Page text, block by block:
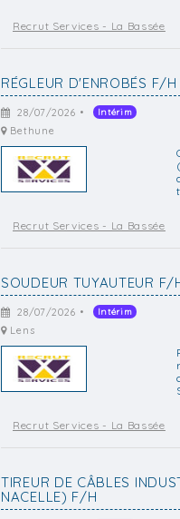
Recrut Services - La Bassée
RÉGLEUR D'ENROBÉS F/H
28/07/2026 • Intérim
Bethune
Recrut Services - La Bassée
SOUDEUR TUYAUTEUR F/
28/07/2026 • Intérim
Lens
Recrut Services - La Bassée
TIREUR DE CÂBLES
NACELLE) F/H